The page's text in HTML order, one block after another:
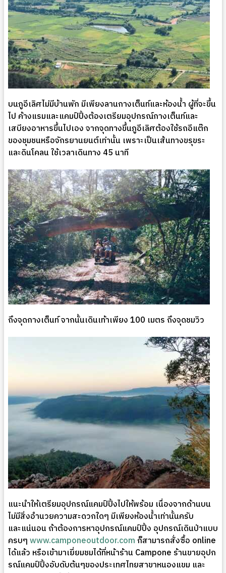
บนภูอีเลิศไม่มีบ้านพัก มีเพียงลานกางเต็นท์และห้องน้ำ ผู้ที่จะขึ้น
ไป ค้างแรมและแคมป์ปิ้งต้องเตรียมอุปกรณ์กางเต็นท์และ
เสบียงอาหารขึ้นไปเอง จากจุดทางขึ้นภูอีเลิศต้องใช้รถอีแต๊ก
ของชุมชนหรือจักรยานยนต์เท่านั้น เพราะเป็นเส้นทางขรุขระ
และดินโคลน ใช้เวลาเดินทาง 45 นาที
ถึงจุดกางเต็นท์ จากนั้นเดินเท้าเพียง 100 เมตร ถึงจุดชมวิว
แนะนำให้เตรียมอุปกรณ์แคมป์ปิ้งไปให้พร้อม เนื่องจากด้านบน
ไม่มีสิ่งอำนวยความสะดวกใดๆ มีเพียงห้องน้ำเท่านั้นครับ
และแน่นอน ถ้าต้องการหาอุปกรณ์แคมป์ปิ้ง อุปกรณ์เดินป่าแบบ
ครบๆwww.camponeoutdoor.comก็สามารถสั่งซื้อ online
ได้แล้ว หรือเข้ามาเยี่ยมชมได้ที่หน้าร้าน Campone ร้านขายอุปก
รณ์แคมป์ปิ้งอับดับต้นๆของประเทศไทยสาขาหนองแขม และ